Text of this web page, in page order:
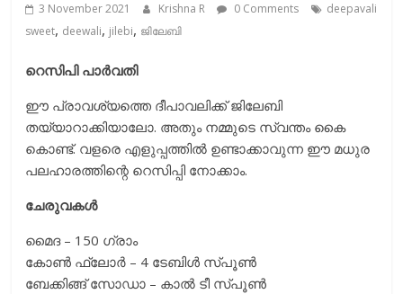
3 November 2021 Krishna R 0 Comments
deepavali
sweet, deewali, jilebi, ജിലേബി
റെസിപി പാര്‍വതി
ഈ പ്രാവശ്യത്തെ ദീപാവലിക്ക് ജിലേബി
തയ്യാറാക്കിയാലോ. അതും നമ്മുടെ സ്വന്തം കൈ
കൊണ്ട്. വളരെ എളുപ്പത്തിൽ ഉണ്ടാക്കാവുന്ന ഈ മധുര
പലഹാരത്തിന്റെ റെസിപ്പി നോക്കാം.
ചേരുവകൾ
മൈദ – 150 ഗ്രാം
കോൺ ഫ്ലോർ – 4 ടേബിൾ സ്പൂൺ
ബേക്കിങ്ങ് സോഡാ – കാൽ ടീ സ്പൂൺ